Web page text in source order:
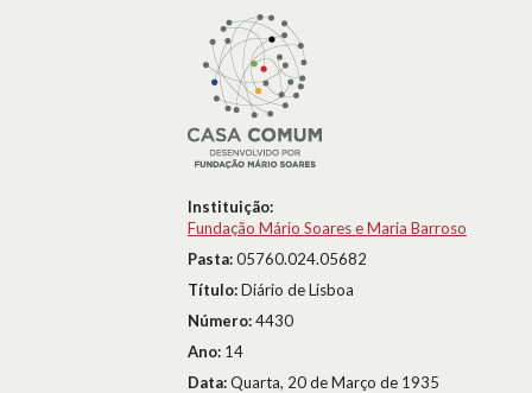
Instituição:
Fundação Mário Soares e Maria Barroso
Pasta:05760.024.05682
Título:Diário de Lisboa
Número:4430
Ano: 14
Data:Quarta, 20 de Março de 1935